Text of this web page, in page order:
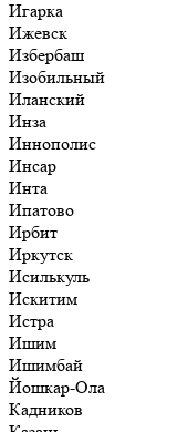
Игарка
Ижевск
Избербаш
Изобильный
Иланский
Инза
Иннополис
Инсар
Инта
Ипатово
Ирбит
Иркутск
Исилькуль
Искитим
Истра
Ишим
Ишимбай
Йошкар-Ола
Кадников